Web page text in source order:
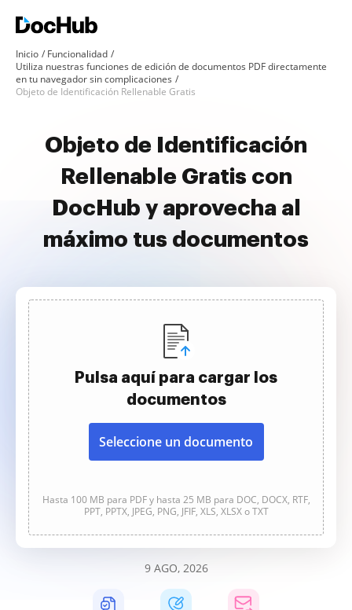
Inicio
Funcionalidad
Utiliza nuestras funciones de edición de documentos PDF directamente
en tu navegador sin complicaciones
Objeto de Identificación Rellenable Gratis
Objeto de Identificación
Rellenable Gratis con
DocHub y aprovecha al
máximo tus documentos
Pulsa aquí para cargar los
documentos
Seleccione un documento
Hasta 100 MB para PDF y hasta 25 MB para DOC, DOCX, RTF,
PPT, PPTX, JPEG, PNG, JFIF, XLS, XLSX o TXT
9 AGO, 2026